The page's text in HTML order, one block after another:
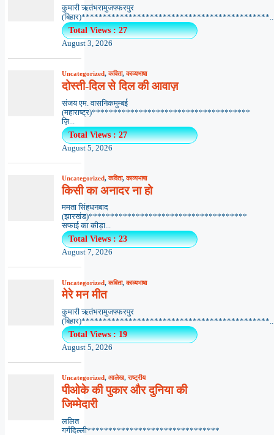
कुमारी ऋतंभरामुजफ्फरपुर
Total Views : 27
August 3, 2026
Uncategorized,कविता,काव्यभाषा
दोस्ती-दिल से दिल की आवाज़
संजय एम. वासनिकमुम्बई
(महाराष्ट्र)*************************************
ज़ि...
Total Views : 27
August 5, 2026
Uncategorized,कविता,काव्यभाषा
किसी का अनादर ना हो
ममता सिंहधनबाद
(झारखंड)*************************************
सफाई का कीड़ा...
Total Views : 23
August 7, 2026
Uncategorized,कविता,काव्यभाषा
मेरे मन मीत
कुमारी ऋतंभरामुजफ्फरपुर
Total Views : 19
August 5, 2026
Uncategorized, आलेख,राष्ट्रीय
पीओके की पुकार और दुनिया की
जिम्मेदारी
ललित
गर्गदिल्ली*******************************